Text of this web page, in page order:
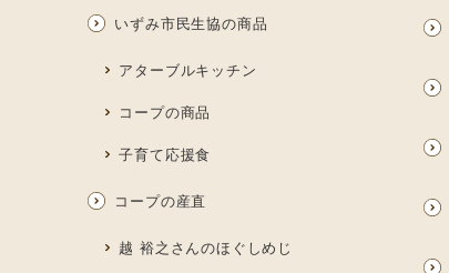
いずみ市民生協の商品
アターブルキッチン
コープの商品
子育て応援食
コープの産直
越 裕之さんのほぐしめじ